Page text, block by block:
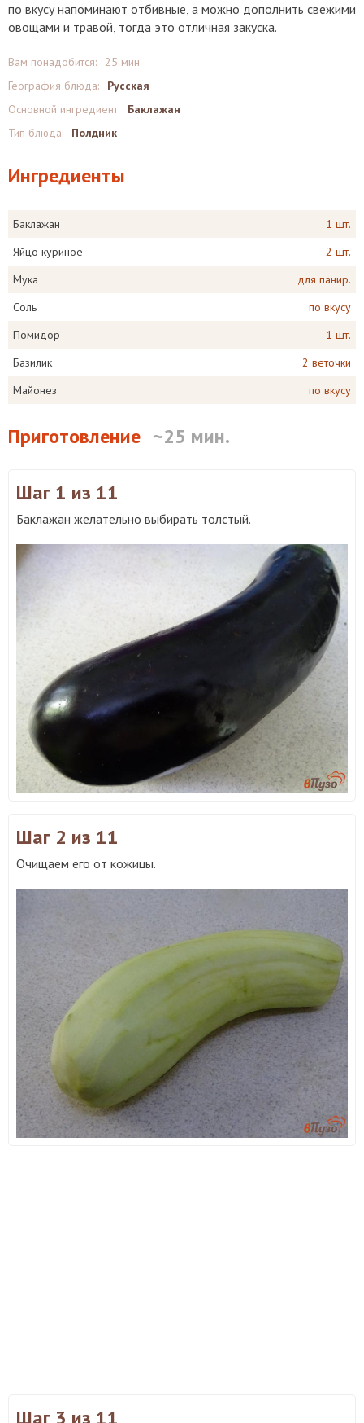
по вкусу напоминают отбивные, а можно дополнить свежими
овощами и травой, тогда это отличная закуска.
Вам понадобится:
25 мин.
География блюда:
Русская
Основной ингредиент:
Баклажан
Тип блюда:
Полдник
Ингредиенты
Баклажан
1 шт.
Яйцо куриное
2 шт.
Мука
для панир.
Соль
по вкусу
Помидор
1 шт.
Базилик
2 веточки
Майонез
по вкусу
Приготовление ~25 мин.
Шаг 1 из 11
Баклажан желательно выбирать толстый.
Шаг 2 из 11
Очищаем его от кожицы.
Шаг 3 из 11